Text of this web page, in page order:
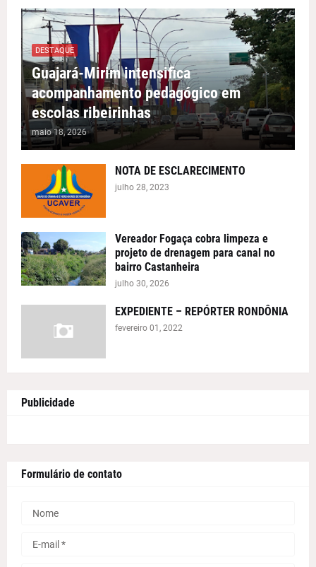
DESTAQUE
Guajará-Mirim intensifica
acompanhamento pedagógico em
escolas ribeirinhas
maio 18, 2026
NOTA DE ESCLARECIMENTO
julho 28, 2023
Vereador Fogaça cobra limpeza e
projeto de drenagem para canal no
bairro Castanheira
julho 30, 2026
EXPEDIENTE – REPÓRTER RONDÔNIA
fevereiro 01, 2022
Publicidade
Formulário de contato